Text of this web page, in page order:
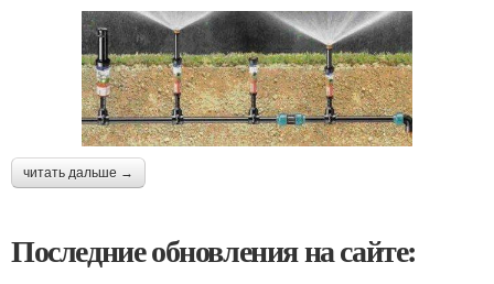
читать дальше →
Последние обновления на сайте: